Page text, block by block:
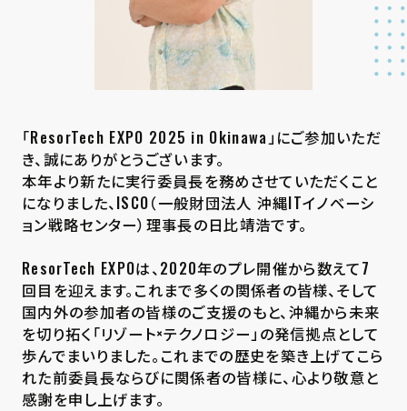
「ResorTech EXPO 2025 in Okinawa」にご参加いただ
き、誠にありがとうございます。
本年より新たに実行委員長を務めさせていただくこと
になりました、ISCO（一般財団法人 沖縄ITイノベーシ
ョン戦略センター）理事長の日比靖浩です。
ResorTech EXPOは、2020年のプレ開催から数えて7
回目を迎えます。これまで多くの関係者の皆様、そして
国内外の参加者の皆様のご支援のもと、沖縄から未来
を切り拓く「リゾート×テクノロジー」の発信拠点として
歩んでまいりました。これまでの歴史を築き上げてこら
れた前委員長ならびに関係者の皆様に、心より敬意と
感謝を申し上げます。